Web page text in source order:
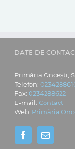
DATE DE
Primăria Oncești,
Telefon:
Fax: 0234288622
E-mail: Contact
Web: Primăria